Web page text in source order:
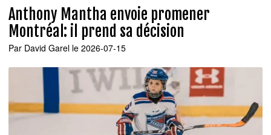
Anthony Mantha envoie promener
Montréal: il prend sa décision
Par David Garel le 2026-07-15